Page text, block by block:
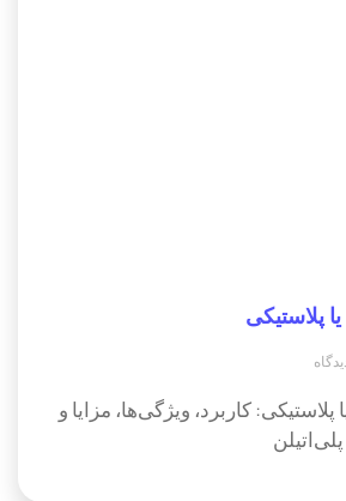
پلاستیکی
کاربرد، ویژگی‌ها، مزایا و